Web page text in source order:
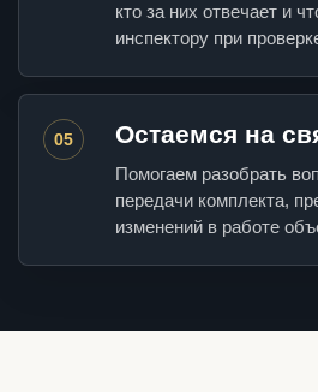
кто за них отвечает и
инспектору при
05 Остаемся на
Помогаем разобрать
передачи комплекта,
изменений в работе